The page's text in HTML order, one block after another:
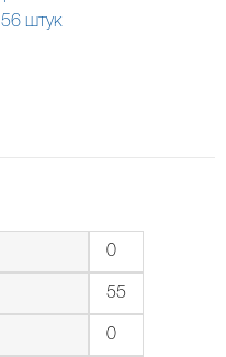
56 штук
0
55
0